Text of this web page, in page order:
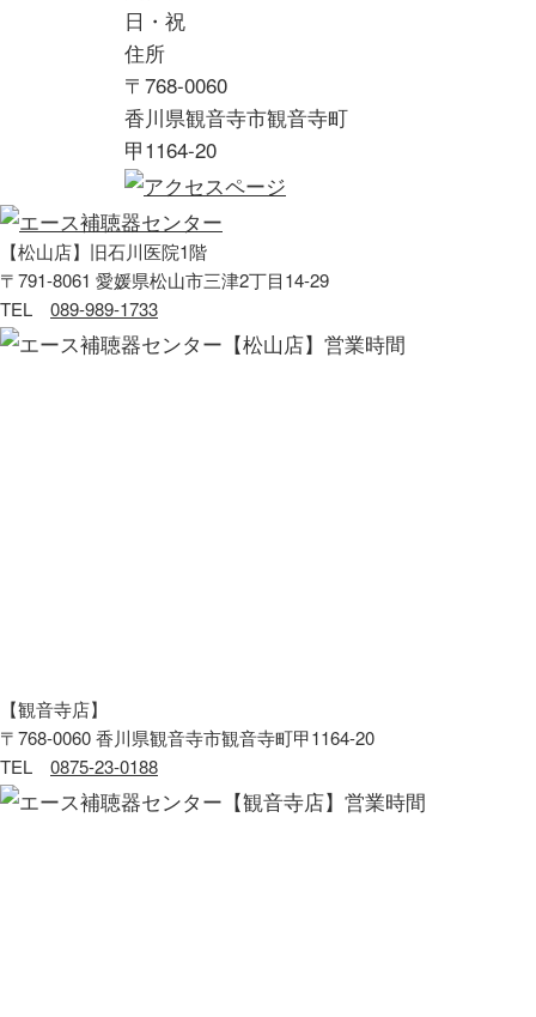
日・祝
住所
〒768-0060
香川県観音寺市観音寺町
甲1164-20
【松山店】旧石川医院1階
〒791-8061 愛媛県松山市三津2丁目14-29
TEL 089-989-1733
【観音寺店】
〒768-0060 香川県観音寺市観音寺町甲1164-20
TEL 0875-23-0188